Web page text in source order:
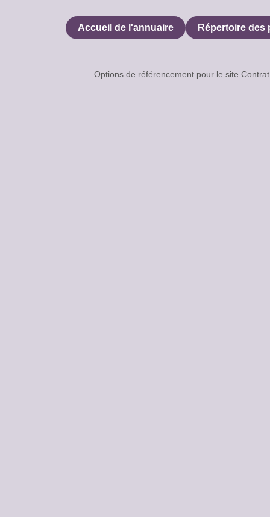
Accueil de l'annuaire Répertoire
Options de référencement pour le site